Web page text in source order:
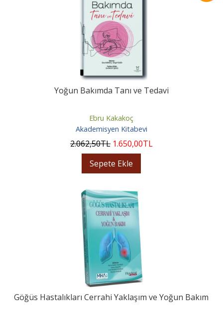
Yoğun Bakımda Tanı ve Tedavi
Ebru Kakakoç
Akademisyen Kitabevi
2.062,50TL 1.650,00TL
Sepete Ekle
Göğüs Hastalıkları Cerrahi Yaklaşım ve Yoğun Bakım